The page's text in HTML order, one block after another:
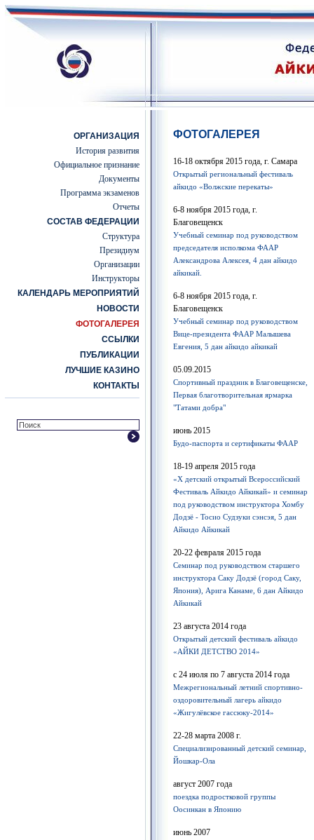
ОРГАНИЗАЦИЯ
История развития
Официальное признание
Документы
Программа экзаменов
Отчеты
СОСТАВ ФЕДЕРАЦИИ
Структура
Президиум
Организации
Инструкторы
КАЛЕНДАРЬ МЕРОПРИЯТИЙ
НОВОСТИ
ФОТОГАЛЕРЕЯ
ССЫЛКИ
ПУБЛИКАЦИИ
ЛУЧШИЕ КАЗИНО
КОНТАКТЫ
ФОТОГАЛЕРЕЯ
16-18 октября 2015 года, г. Самара
Открытый региональный фестиваль
айкидо «Волжские перекаты»
6-8 ноября 2015 года, г.
Благовещенск
Учебный семинар под руководством
председателя исполкома ФААР
Александрова Алексея, 4 дан айкидо
айкикай.
6-8 ноября 2015 года, г.
Благовещенск
Учебный семинар под руководством
Вице-президента ФААР Малышева
Евгения, 5 дан айкидо айкикай
05.09.2015
Спортивный праздник в Благовещенске,
Первая благотворительная ярмарка
"Татами добра"
июнь 2015
Будо-паспорта и сертификаты ФААР
18-19 апреля 2015 года
«Х детский открытый Всероссийский
Фестиваль Айкидо Айкикай» и семинар
под руководством инструктора Хомбу
Додзё - Тосио Судзуки сэнсэя, 5 дан
Айкидо Айкикай
20-22 февраля 2015 года
Семинар под руководством старшего
инструктора Саку Додзё (город Саку,
Япония), Арига Канаме, 6 дан Айкидо
Айкикай
23 августа 2014 года
Открытый детский фестиваль айкидо
«АЙКИ ДЕТСТВО 2014»
с 24 июля по 7 августа 2014 года
Межрегиональный летний спортивно-
оздоровительный лагерь айкидо
«Жигулёвское гассюку-2014»
22-28 марта 2008 г.
Cпециализированный детский семинар,
Йошкар-Ола
август 2007 года
поездка подростковой группы
Оосинкан в Японию
июнь 2007